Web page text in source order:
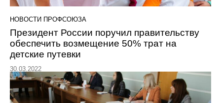
НОВОСТИ ПРОФСОЮЗА
Президент России поручил правительству
обеспечить возмещение 50% трат на
детские путевки
30.03.2022